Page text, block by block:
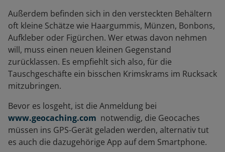
Außerdem befinden sich in den versteckten Behältern
oft kleine Schätze wie Haargummis, Münzen, Bonbons,
Aufkleber oder Figürchen. Wer etwas davon nehmen
will, muss einen neuen kleinen Gegenstand
zurücklassen. Es empfiehlt sich also, für die
Tauschgeschäfte ein bisschen Krimskrams im Rucksack
mitzubringen.
Bevor es losgeht, ist die Anmeldung bei
www.geocaching.com notwendig, die Geocaches
müssen ins GPS-Gerät geladen werden, alternativ tut
es auch die dazugehörige App auf dem Smartphone.